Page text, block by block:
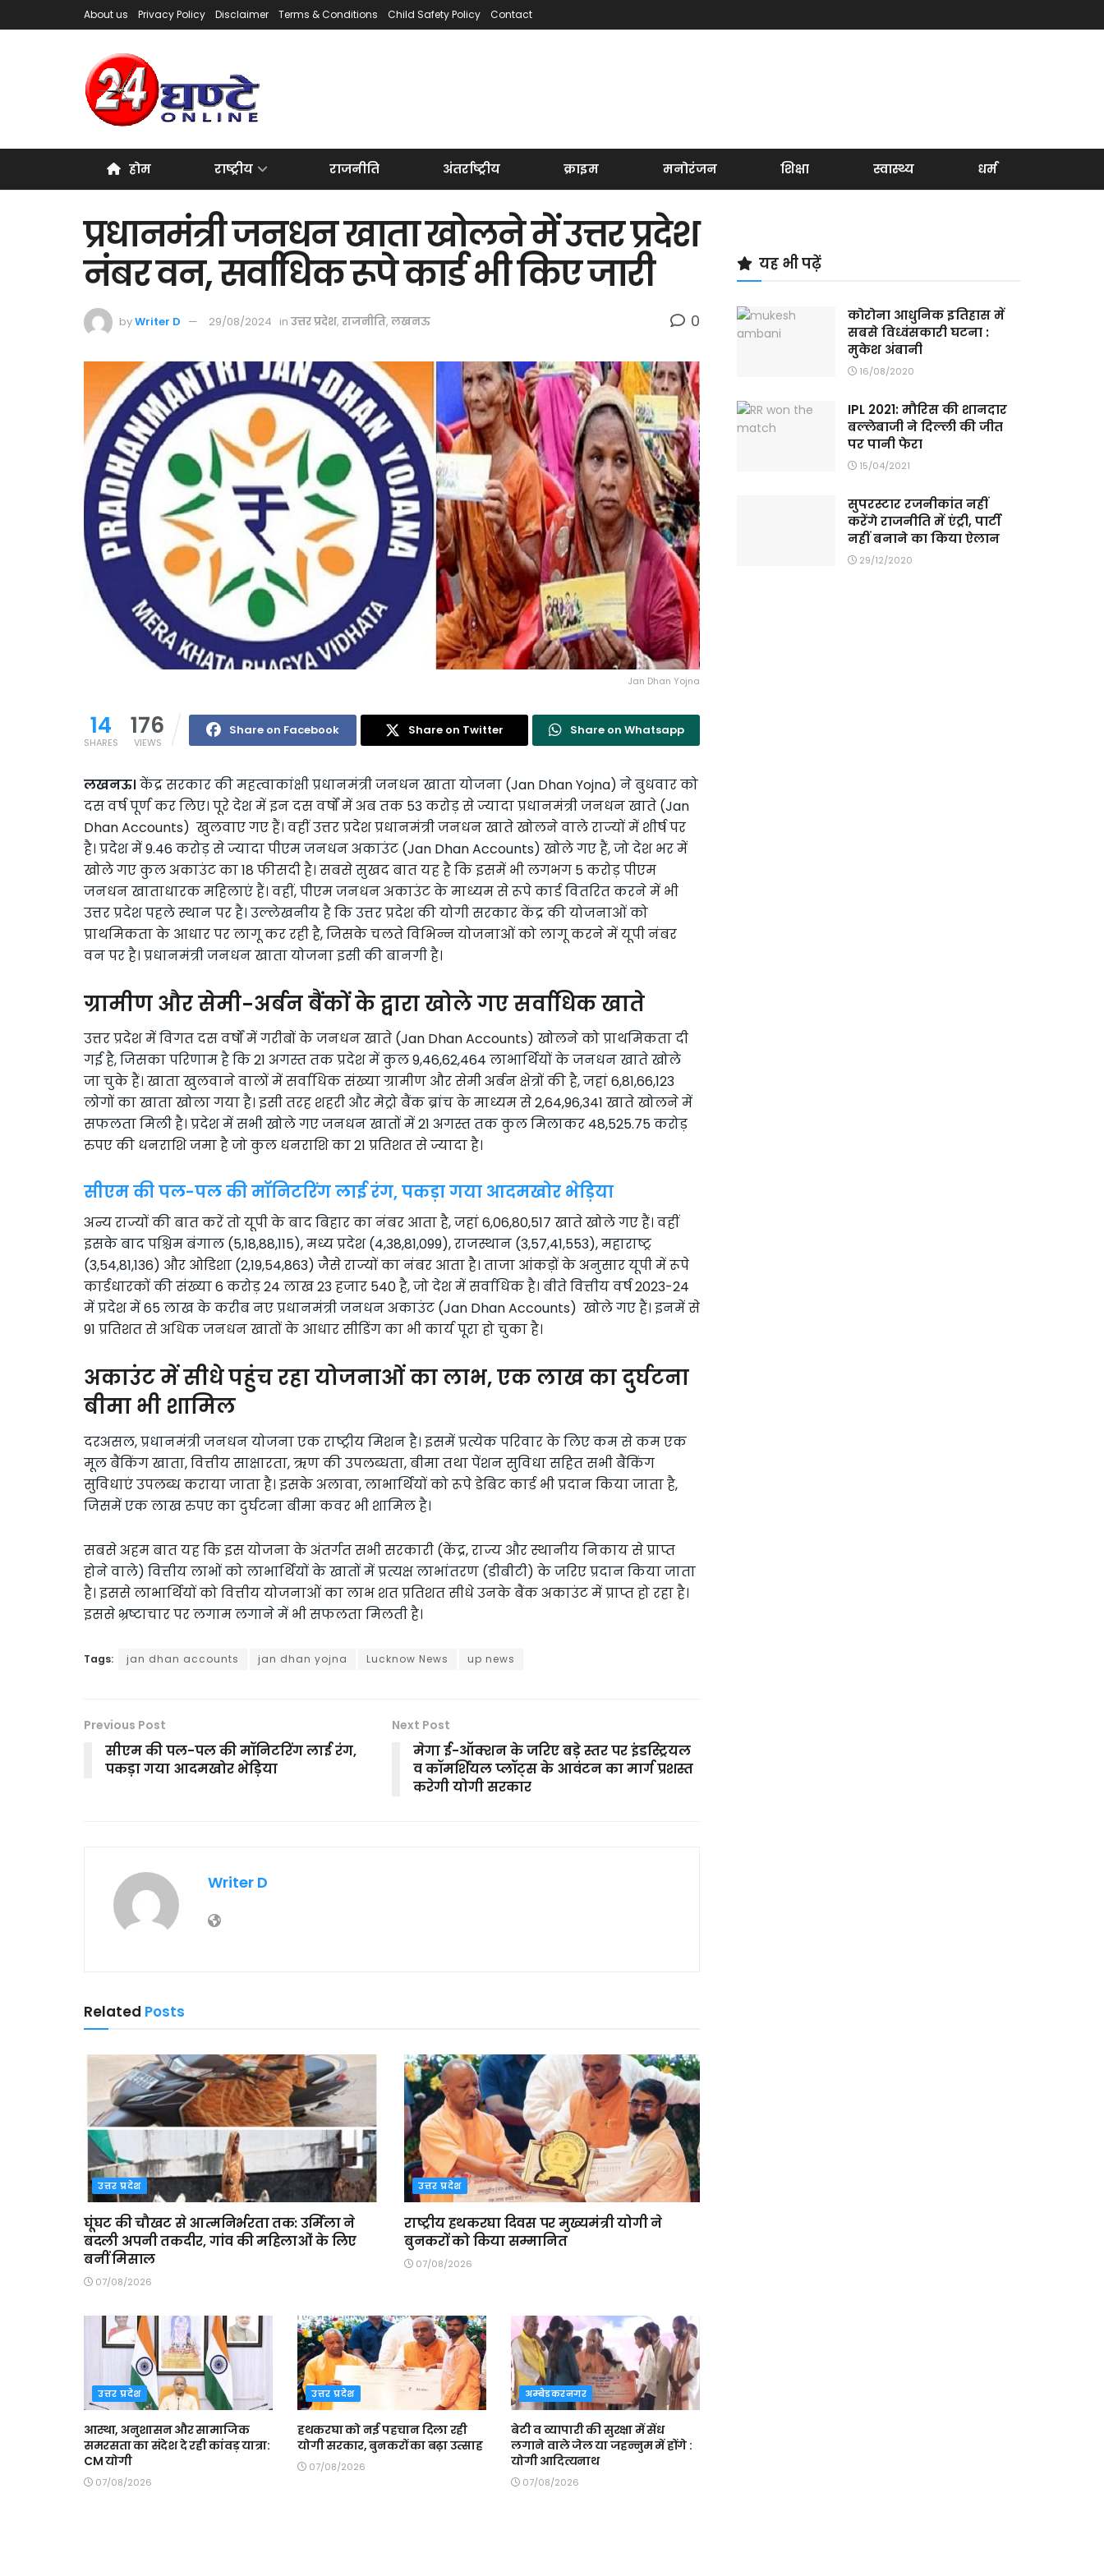
About us Privacy Policy Disclaimer Terms & Conditions Child Safety Policy Contact
होम राष्ट्रीय राजनीति अंतर्राष्ट्रीय क्राइम मनोरंजन शिक्षा स्वास्थ्य धर्म
प्रधानमंत्री जनधन खाता खोलने में उत्तर प्रदेश
नंबर वन, सर्वाधिक रूपे कार्ड भी किए जारी
byWriter D 29/08/2024 in उत्तर प्रदेश, राजनीति, लखनऊ 0
Jan Dhan Yojna
14
SHARES
176
VIEWS
Share on Facebook Share on Twitter Share on Whatsapp
लखनऊ। केंद्र सरकार की महत्वाकांक्षी प्रधानमंत्री जनधन खाता योजना (Jan Dhan Yojna) ने बुधवार को
दस वर्ष पूर्ण कर लिए। पूरे देश में इन दस वर्षों में अब तक 53 करोड़ से ज्यादा प्रधानमंत्री जनधन खाते (Jan
Dhan Accounts) खुलवाए गए हैं। वहीं उत्तर प्रदेश प्रधानमंत्री जनधन खाते खोलने वाले राज्यों में शीर्ष पर
है। प्रदेश में 9.46 करोड़ से ज्यादा पीएम जनधन अकाउंट (Jan Dhan Accounts) खोले गए हैं, जो देश भर में
खोले गए कुल अकाउंट का 18 फीसदी है। सबसे सुखद बात यह है कि इसमें भी लगभग 5 करोड़ पीएम
जनधन खाताधारक महिलाएं हैं। वहीं, पीएम जनधन अकाउंट के माध्यम से रूपे कार्ड वितरित करने में भी
उत्तर प्रदेश पहले स्थान पर है। उल्लेखनीय है कि उत्तर प्रदेश की योगी सरकार केंद्र की योजनाओं को
प्राथमिकता के आधार पर लागू कर रही है, जिसके चलते विभिन्न योजनाओं को लागू करने में यूपी नंबर
वन पर है। प्रधानमंत्री जनधन खाता योजना इसी की बानगी है।
ग्रामीण और सेमी-अर्बन बैंकों के द्वारा खोले गए सर्वाधिक खाते
उत्तर प्रदेश में विगत दस वर्षों में गरीबों के जनधन खाते (Jan Dhan Accounts) खोलने को प्राथमिकता दी
गई है, जिसका परिणाम है कि 21 अगस्त तक प्रदेश में कुल 9,46,62,464 लाभार्थियों के जनधन खाते खोले
जा चुके हैं। खाता खुलवाने वालों में सर्वाधिक संख्या ग्रामीण और सेमी अर्बन क्षेत्रों की है, जहां 6,81,66,123
लोगों का खाता खोला गया है। इसी तरह शहरी और मेट्रो बैंक ब्रांच के माध्यम से 2,64,96,341 खाते खोलने में
सफलता मिली है। प्रदेश में सभी खोले गए जनधन खातों में 21 अगस्त तक कुल मिलाकर 48,525.75 करोड़
रुपए की धनराशि जमा है जो कुल धनराशि का 21 प्रतिशत से ज्यादा है।
सीएम की पल-पल की मॉनिटरिंग लाई रंग, पकड़ा गया आदमखोर भेड़िया
अन्य राज्यों की बात करें तो यूपी के बाद बिहार का नंबर आता है, जहां 6,06,80,517 खाते खोले गए हैं। वहीं
इसके बाद पश्चिम बंगाल (5,18,88,115), मध्य प्रदेश (4,38,81,099), राजस्थान (3,57,41,553), महाराष्ट्र
(3,54,81,136) और ओडिशा (2,19,54,863) जैसे राज्यों का नंबर आता है। ताजा आंकड़ों के अनुसार यूपी में रूपे
कार्डधारकों की संख्या 6 करोड़ 24 लाख 23 हजार 540 है, जो देश में सर्वाधिक है। बीते वित्तीय वर्ष 2023-24
में प्रदेश में 65 लाख के करीब नए प्रधानमंत्री जनधन अकाउंट (Jan Dhan Accounts) खोले गए हैं। इनमें से
91 प्रतिशत से अधिक जनधन खातों के आधार सीडिंग का भी कार्य पूरा हो चुका है।
अकाउंट में सीधे पहुंच रहा योजनाओं का लाभ, एक लाख का दुर्घटना
बीमा भी शामिल
दरअसल, प्रधानमंत्री जनधन योजना एक राष्ट्रीय मिशन है। इसमें प्रत्येक परिवार के लिए कम से कम एक
मूल बैंकिंग खाता, वित्तीय साक्षारता, ऋण की उपलब्धता, बीमा तथा पेंशन सुविधा सहित सभी बैंकिंग
सुविधाएं उपलब्ध कराया जाता है। इसके अलावा, लाभार्थियों को रूपे डेबिट कार्ड भी प्रदान किया जाता है,
जिसमें एक लाख रुपए का दुर्घटना बीमा कवर भी शामिल है।
सबसे अहम बात यह कि इस योजना के अंतर्गत सभी सरकारी (केंद्र, राज्य और स्थानीय निकाय से प्राप्त
होने वाले) वित्तीय लाभों को लाभार्थियों के खातों में प्रत्यक्ष लाभांतरण (डीबीटी) के जरिए प्रदान किया जाता
है। इससे लाभार्थियों को वित्तीय योजनाओं का लाभ शत प्रतिशत सीधे उनके बैंक अकाउंट में प्राप्त हो रहा है।
इससे भ्रष्टाचार पर लगाम लगाने में भी सफलता मिलती है।
Tags: jan dhan accounts jan dhan yojna Lucknow News up news
Previous Post
सीएम की पल-पल की मॉनिटरिंग लाई रंग,
पकड़ा गया आदमखोर भेड़िया
Next Post
मेगा ई-ऑक्शन के जरिए बड़े स्तर पर इंडस्ट्रियल
व कॉमर्शियल प्लॉट्स के आवंटन का मार्ग प्रशस्त
करेगी योगी सरकार
Writer D
Related Posts
उत्तर प्रदेश
घूंघट की चौखट से आत्मनिर्भरता तक: उर्मिला ने
बदली अपनी तकदीर, गांव की महिलाओं के लिए
बनीं मिसाल
07/08/2026
उत्तर प्रदेश
राष्ट्रीय हथकरघा दिवस पर मुख्यमंत्री योगी ने
बुनकरों को किया सम्मानित
07/08/2026
उत्तर प्रदेश
आस्था, अनुशासन और सामाजिक
समरसता का संदेश दे रही कांवड़ यात्रा:
CM योगी
07/08/2026
उत्तर प्रदेश
हथकरघा को नई पहचान दिला रही
योगी सरकार, बुनकरों का बढ़ा उत्साह
07/08/2026
अम्बेडकरनगर
बेटी व व्यापारी की सुरक्षा में सेंध
लगाने वाले जेल या जहन्नुम में होंगे :
योगी आदित्यनाथ
07/08/2026
यह भी पढ़ें
कोरोना आधुनिक इतिहास में
सबसे विध्वंसकारी घटना :
मुकेश अंबानी
16/08/2020
IPL 2021: मौरिस की शानदार
बल्लेबाजी ने दिल्ली की जीत
पर पानी फेरा
15/04/2021
सुपरस्टार रजनीकांत नहीं
करेंगे राजनीति में एंट्री, पार्टी
नहीं बनाने का किया ऐलान
29/12/2020